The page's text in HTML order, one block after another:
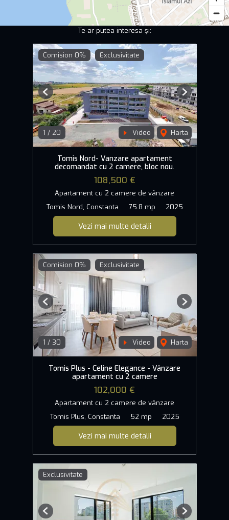
Te-ar putea interesa și:
Comision 0% Exclusivitate
1 / 20 Video Harta
Previous Next
Tomis Nord- Vanzare apartament
decomandat cu 2 camere, bloc nou.
108,500 €
Apartament cu 2 camere de vânzare
Tomis Nord, Constanta
75.8 mp 2025
Vezi mai multe detalii
Comision 0% Exclusivitate
1 / 30 Video Harta
Previous Next
Tomis Plus - Celine Elegance - Vânzare
apartament cu 2 camere
102,000 €
Apartament cu 2 camere de vânzare
Tomis Plus, Constanta
52 mp 2025
Vezi mai multe detalii
Exclusivitate
Previous Next